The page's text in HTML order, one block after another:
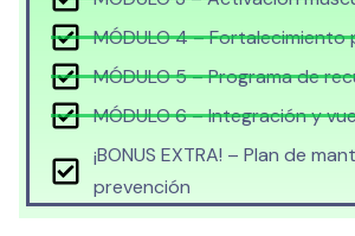
MÓDULO 4 – Fortalecimiento
MÓDULO 5 – Programa de
MÓDULO 6 – Integración y
¡BONUS EXTRA! – Plan de
prevención